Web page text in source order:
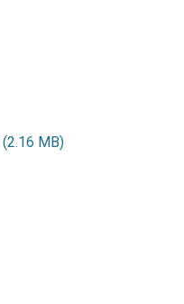
(2.16 MB)